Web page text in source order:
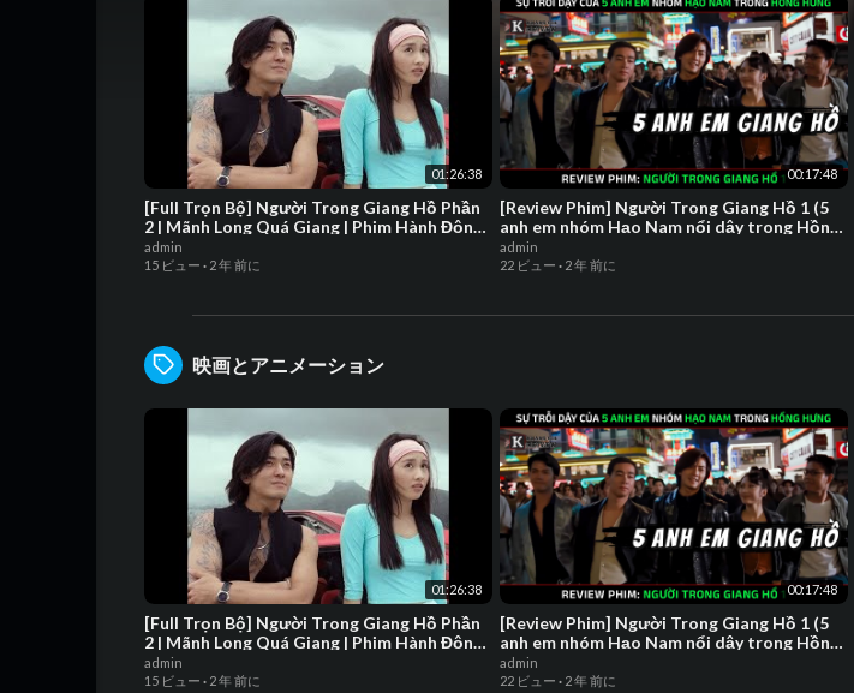
Hành Động
Kinh Điển 01:26:38
[Full Trọn Bộ] Người Trong Giang Hồ Phần
2 | Mãnh Long Quá Giang | Phim Hành Động
Kinh Điển
admin
15 ビュー · 2 年 前に
00:17:48
[Review Phim] Người Trong Giang Hồ 1 (5
anh em nhóm Hạo Nam nổi dậy trong Hồng
Hưng) Phim Xã Hội Đen
admin
22 ビュー · 2 年 前に
映画とアニメーション
01:26:38
[Full Trọn Bộ] Người Trong Giang Hồ Phần
2 | Mãnh Long Quá Giang | Phim Hành Động
Kinh Điển
admin
15 ビュー · 2 年 前に
00:17:48
[Review Phim] Người Trong Giang Hồ 1 (5
anh em nhóm Hạo Nam nổi dậy trong Hồng
Hưng) Phim Xã Hội Đen
admin
22 ビュー · 2 年 前に